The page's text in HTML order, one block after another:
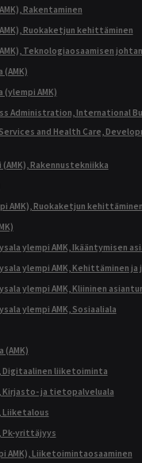
Rakentaminen
Ruokaketjun kehittäminen
Teknologiaosaamisen
AMK)
Administration, International
and Health Care,
Rakennustekniikka
AMK), Ruokaketjun kehittäminen
ylempi AMK, Ikääntymisen
ylempi AMK, Kehittäminen ja
ylempi AMK, Kliininen
ylempi AMK, Sosiaaliala
(AMK)
Digitaalinen liiketoiminta
Kirjasto- ja tietopalveluala
Liiketalous
Pk-yrittäjyys
AMK), Liiketoimintaosaaminen